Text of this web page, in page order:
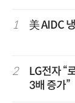
1 美 AIDC
2
LG전자 “
3배 증가”